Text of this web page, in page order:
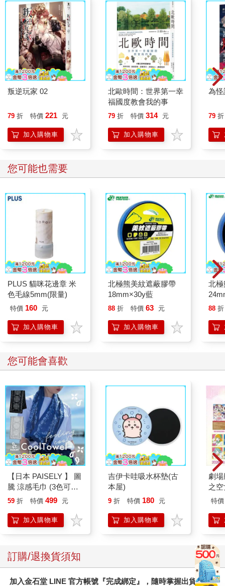
叛逆玩家 02
79 折 特價 221 元
加入購物車
北歐時間：世界第一幸
福國度教會我的事
79 折 特價 314 元
加入購物車
為怪
79 折
您可能也需要
PLUS 貓咪花邊章 米
色毛線5mm(限量)
特價 160 元
加入購物車
北極熊美紋遮蔽膠帶
18mm×30y藍
88 折 特價 63 元
加入購物車
北
88 折
您可能會喜歡
【日本 PAISELY 】 圖
騰 涼感毛巾 (3色可選)
涼感毛巾 涼感巾 冰涼
毛巾
59 折 特價 499 元
加入購物車
吉伊卡哇吸水杯墊(古
本屋)
9 折 特價 180 元
加入購物車
劇
之
樂
特價
訂購/退換貨須知
加入金石堂 LINE 官方帳號『完成綁定』，隨時掌握出貨動